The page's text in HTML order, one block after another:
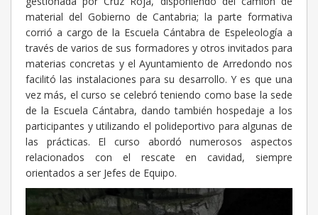
material del Gobierno de Cantabria; la parte formativa
corrió a cargo de la Escuela Cántabra de Espeleología a
través de varios de sus formadores y otros invitados para
materias concretas y el Ayuntamiento de Arredondo nos
facilitó las instalaciones para su desarrollo. Y es que una
vez más, el curso se celebró teniendo como base la sede
de la Escuela Cántabra, dando también hospedaje a los
participantes y utilizando el polideportivo para algunas de
las prácticas. El curso abordó numerosos aspectos
relacionados con el rescate en cavidad, siempre
orientados a ser Jefes de Equipo.